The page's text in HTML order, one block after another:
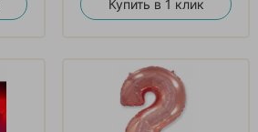
Купить в 1 клик